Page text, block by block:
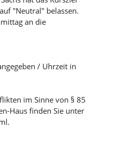
"Neutral" belassen.
an die
/ Uhrzeit in
im Sinne von § 85
Haus finden Sie unter